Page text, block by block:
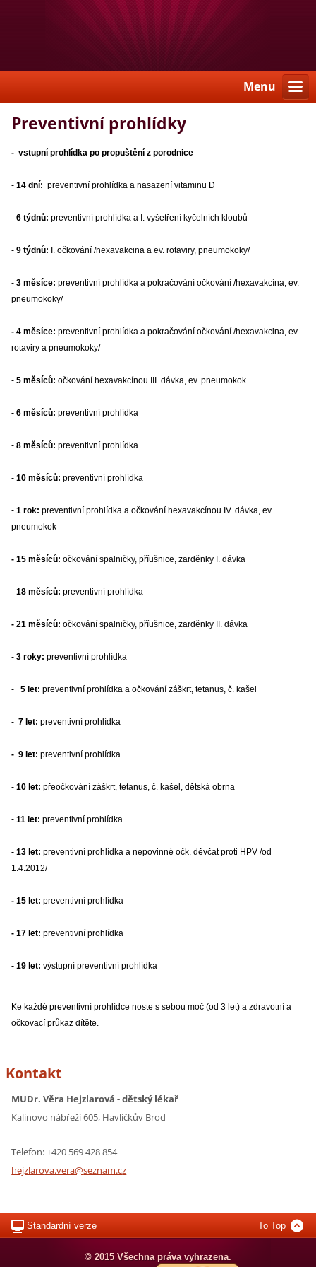
Menu
Preventivní prohlídky
- vstupní prohlídka po propuštění z porodnice
-14 dní:preventivní prohlídka a nasazení vitaminu D
-6 týdnů: preventivní prohlídka a I. vyšetření kyčelních kloubů
-9 týdnů: I. očkování /hexavakcina a ev. rotaviry, pneumokoky/
- 3 měsíce: preventivní prohlídka a pokračování očkování /hexavakcína, ev.
pneumokoky/
- 4 měsíce: preventivní prohlídka a pokračování očkování /hexavakcina, ev.
rotaviry a pneumokoky/
-5 měsíců: očkování hexavakcínou III. dávka, ev. pneumokok
- 6 měsíců: preventivní prohlídka
-8 měsíců: preventivní prohlídka
-10 měsíců: preventivní prohlídka
-1 rok: preventivní prohlídka a očkování hexavakcínou IV. dávka, ev.
pneumokok
-15 měsíců: očkování spalničky, příušnice, zarděnky I. dávka
-18 měsíců: preventivní prohlídka
-21 měsíců: očkování spalničky, příušnice, zarděnky II. dávka
-3 roky: preventivní prohlídka
-5 let: preventivní prohlídka a očkování záškrt, tetanus, č. kašel
-7 let: preventivní prohlídka
-9 let: preventivní prohlídka
-10 let: přeočkování záškrt, tetanus, č. kašel, dětská obrna
-11 let: preventivní prohlídka
-13 let: preventivní prohlídka a nepovinné očk. děvčat proti HPV /od
1.4.2012/
-15 let: preventivní prohlídka
- 17 let: preventivní prohlídka
-19 let: výstupní preventivní prohlídka
Ke každé preventivní prohlídce noste s sebou moč (od 3 let) a zdravotní a
očkovací průkaz dítěte.
Kontakt
MUDr. Věra Hejzlarová - dětský lékař
Kalinovo nábřeží 605, Havlíčkův Brod
Telefon: +420 569 428 854
hejzlarova.vera@seznam.cz
Standardní verze To Top
© 2015 Všechna práva vyhrazena.